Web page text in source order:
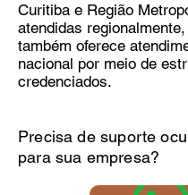
Curitiba e Região
atendidas
também oferece
nacional por meio de
credenciados.
Precisa de suporte
para sua empresa?